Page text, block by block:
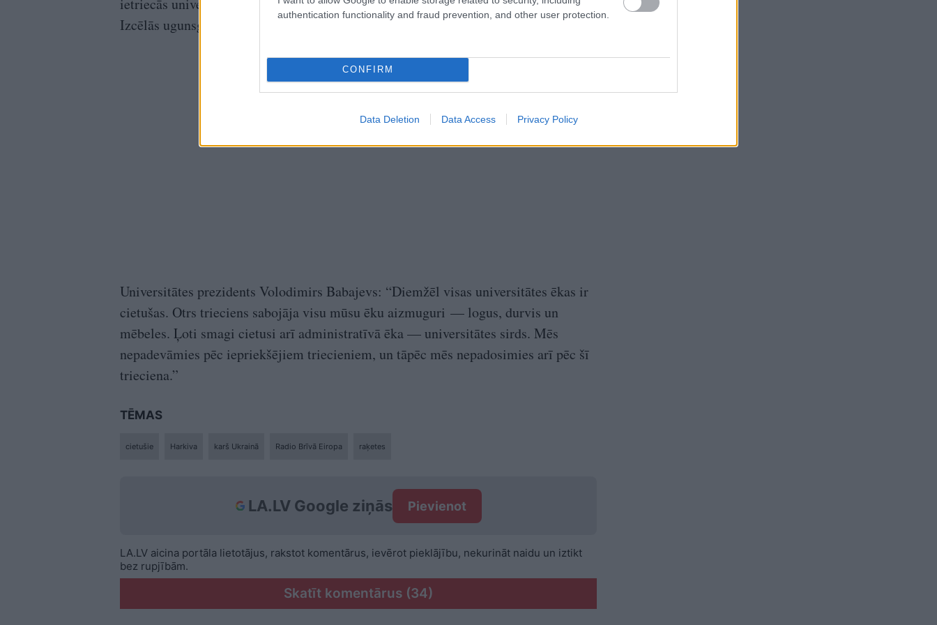
authentication functionality and fraud prevention, and other user protection.
CONFIRM
Data Deletion Data Access Privacy Policy
ietriecās universitātes ēkā. Ēkas konstrukcija daļēji cieta ceturtajā un piektajā stāvā.
Izcēlās ugunsgrēks.”
Universitātes prezidents Volodimirs Babajevs: “Diemžēl visas universitātes ēkas ir
cietušas. Otrs trieciens sabojāja visu mūsu ēku aizmuguri — logus, durvis un
mēbeles. Ļoti smagi cietusi arī administratīvā ēka — universitātes sirds. Mēs
nepadevāmies pēc iepriekšējiem triecieniem, un tāpēc mēs nepadosimies arī pēc šī
trieciena.”
TĒMAS
cietušie Harkiva karš Ukrainā Radio Brīvā Eiropa raķetes
LA.LV Google ziņās Pievienot
LA.LV aicina portāla lietotājus, rakstot komentārus, ievērot pieklājību, nekurināt naidu un iztikt
bez rupjībām.
Skatīt komentārus (34)